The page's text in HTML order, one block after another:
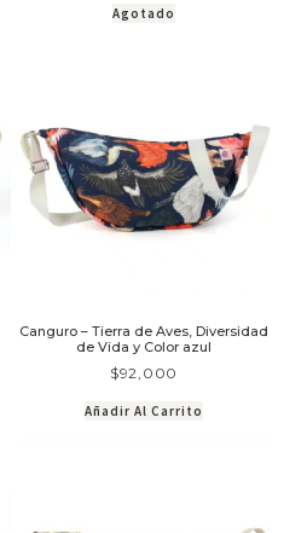
Agotado
Canguro – Tierra de Aves, Diversidad
de Vida y Color azul
$92,000
Añadir Al Carrito